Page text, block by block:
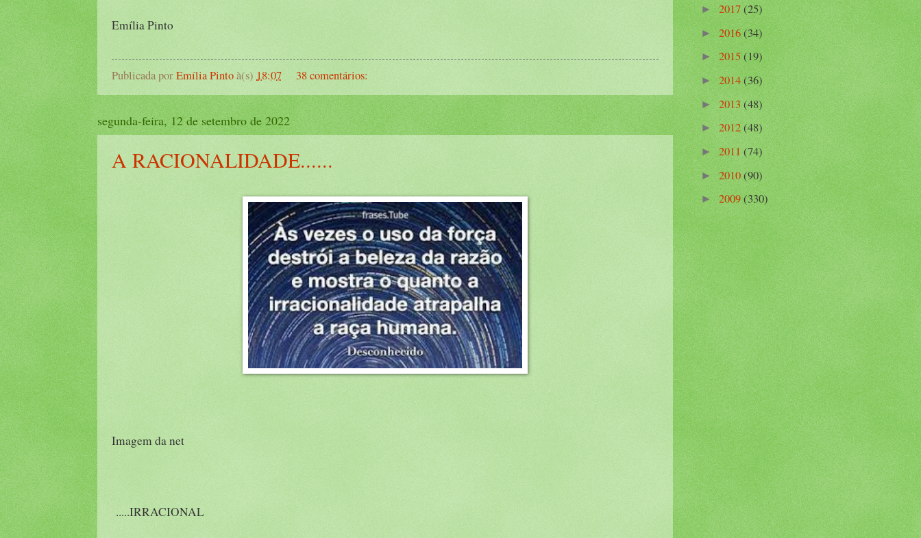
Emília Pinto
Publicada porEmília Pintoà(s) 18:07 38 comentários:
segunda-feira, 12 de setembro de 2022
A RACIONALIDADE......
Imagem da net
.....IRRACIONAL
►2017(25)
►2016(34)
►2015(19)
►2014(36)
►2013(48)
►2012(48)
►2011(74)
►2010(90)
►2009(330)